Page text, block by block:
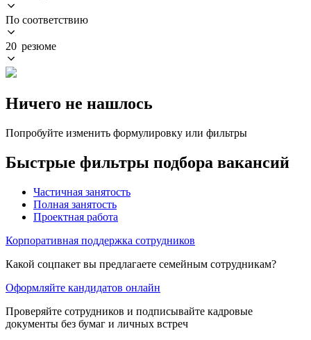
По соответствию
20 резюме
Ничего не нашлось
Попробуйте изменить формулировку или фильтры
Быстрые фильтры подбора вакансий
Частичная занятость
Полная занятость
Проектная работа
Корпоративная поддержка сотрудников
Какой соцпакет вы предлагаете семейным сотрудникам?
Оформляйте кандидатов онлайн
Проверяйте сотрудников и подписывайте кадровые
документы без бумаг и личных встреч